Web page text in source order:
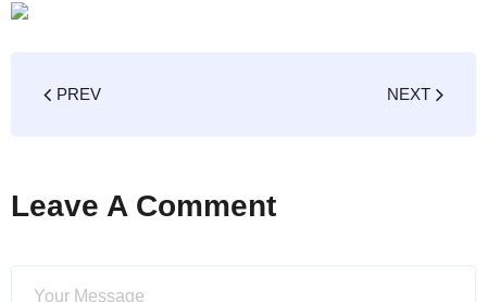
PREV NEXT
Leave A Comment